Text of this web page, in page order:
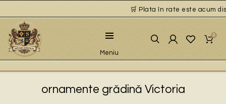
🛒 Plata în rate este acum
Meniu
0
ornamente grădină Victoria